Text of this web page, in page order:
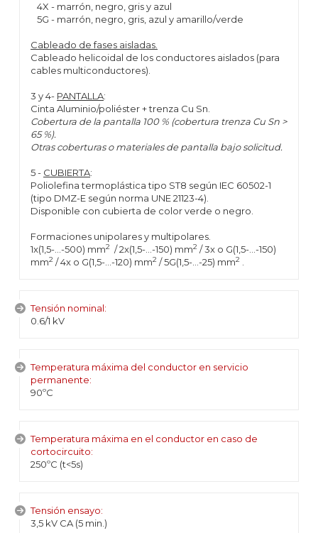
4X - marrón, negro, gris y azul
5G - marrón, negro, gris, azul y amarillo/verde
Cableado de fases aisladas.
Cableado helicoidal de los conductores aislados (para
cables multiconductores).
3 y 4- PANTALLA:
Cinta Aluminio/poliéster + trenza Cu Sn.
Cobertura de la pantalla 100 % (cobertura trenza Cu Sn >
65 %).
Otras coberturas o materiales de pantalla bajo solicitud.
5 - CUBIERTA:
Poliolefina termoplástica tipo ST8 según IEC 60502-1
(tipo DMZ-E según norma UNE 21123-4).
Disponible con cubierta de color verde o negro.
Formaciones unipolares y multipolares.
1x(1,5-...-500) mm2 / 2x(1,5-...-150) mm2 / 3x o G(1,5-...-150)
mm2 / 4x o G(1,5-...-120) mm2 / 5G(1,5-...-25) mm2
Tensión nominal:
0.6/1 kV
Temperatura máxima del conductor en servicio
permanente:
90ºC
Temperatura máxima en el conductor en caso de
cortocircuito:
250ºC (t<5s)
Tensión ensayo:
3,5 kV CA (5 min.)